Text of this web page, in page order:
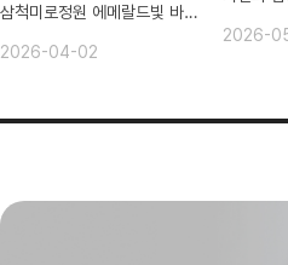
삼척미로정원 에메랄드빛 바다보며 물멍
2026-04-02
2026-